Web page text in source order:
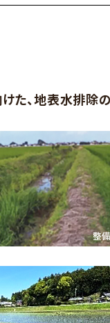
た、地表水排除